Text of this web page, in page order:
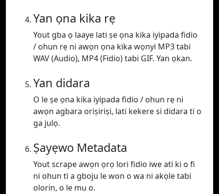
Yan ọna kika rẹ
Yout gba ọ laaye lati ṣe ọna kika iyipada fidio
/ ohun rẹ ni awọn ọna kika wọnyi MP3 tabi
WAV (Audio), MP4 (Fidio) tabi GIF. Yan ọkan.
Yan didara
O le ṣe ọna kika iyipada fidio / ohun rẹ ni
awọn agbara oriṣiriṣi, lati kekere si didara ti o
ga julọ.
Ṣayẹwo Metadata
Yout scrape awọn ọrọ lori fidio iwe ati ki o fi
ni ohun ti a gboju le won o wa ni akọle tabi
olorin, o le mu o.